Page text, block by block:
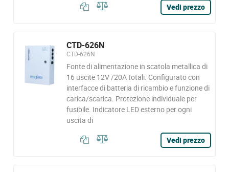
Vedi prezzo
CTD-626N
CTD-626N
Fonte di alimentazione in scatola metallica di
16 uscite 12V /20A totali. Configurato con
interfacce di batteria di ricambio e funzione di
carica/scarica. Protezione individuale per
fusibile. Indicatore LED esterno per ogni
uscita di
Vedi prezzo